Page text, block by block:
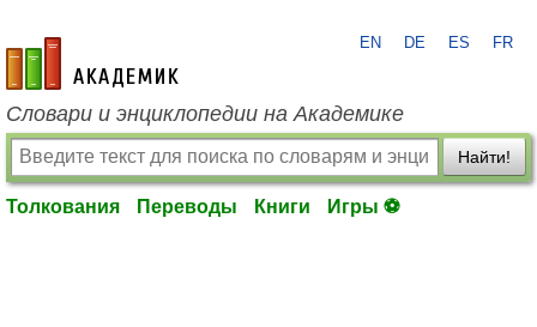
academic.ru
EN DE ES FR
Словари и энциклопедии на Академике
Найти!
Толкования Переводы Книги Игры ⚽